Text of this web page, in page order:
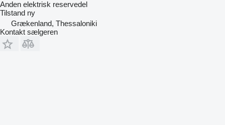
Anden elektrisk reservedel
Tilstand ny
Grækenland, Thessaloniki
Kontakt sælgeren